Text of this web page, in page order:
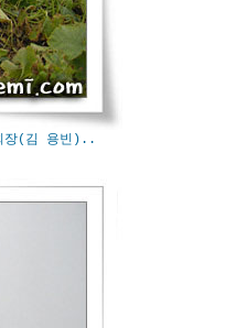
장(김 용빈)..